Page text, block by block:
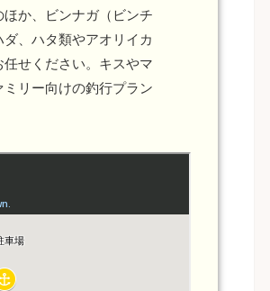
か、ビンナガ（ビンチ
ダ、ハタ類やアオリイカ
任せください。キスやマ
ミリー向けの釣行プラン